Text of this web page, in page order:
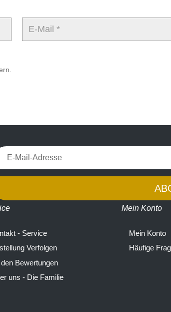
- Service
Verfolgen
Bewertungen
uns - Die Familie
Mein Konto
Mein Konto
Häufige